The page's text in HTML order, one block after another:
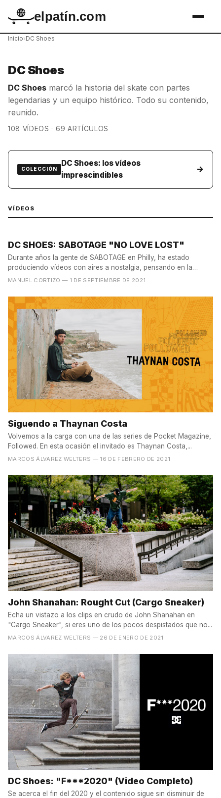
elpatín.com
Inicio›DC Shoes
DC Shoes
DC Shoes marcó la historia del skate con partes
legendarias y un equipo histórico. Todo su contenido,
reunido.
108 VÍDEOS · 69 ARTÍCULOS
COLECCIÓN
DC Shoes: los vídeos
imprescindibles
→
VÍDEOS
DC SHOES: SABOTAGE "NO LOVE LOST"
Durante años la gente de SABOTAGE en Philly, ha estado
produciendo vídeos con aires a nostalgia, pensando en la
época...
MANUEL CORTIZO — 1 DE SEPTIEMBRE DE 2021
Siguendo a Thaynan Costa
Volvemos a la carga con una de las series de Pocket Magazine,
Followed. En esta ocasión el invitado es Thaynan Costa,...
MARCOS ÁLVAREZ WELTERS — 16 DE FEBRERO DE 2021
John Shanahan: Rought Cut (Cargo Sneaker)
Echa un vistazo a los clips en crudo de John Shanahan en
"Cargo Sneaker", si eres uno de los pocos despistados que no...
MARCOS ÁLVAREZ WELTERS — 26 DE ENERO DE 2021
DC Shoes: "F***2020" (Video Completo)
Se acerca el fin del 2020 y el contenido sigue sin disminuir de